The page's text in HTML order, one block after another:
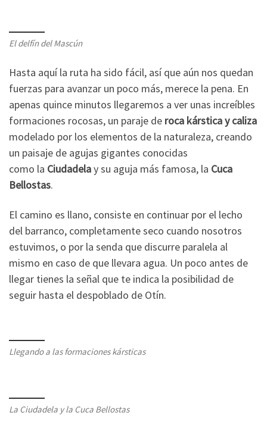
El delfín del Mascún
Hasta aquí la ruta ha sido fácil, así que aún nos quedan
fuerzas para avanzar un poco más, merece la pena. En
apenas quince minutos llegaremos a ver unas increíbles
formaciones rocosas, un paraje de roca kárstica y caliza
modelado por los elementos de la naturaleza, creando
un paisaje de agujas gigantes conocidas
como la Ciudadelay su aguja más famosa, la Cuca
Bellostas.
El camino es llano, consiste en continuar por el lecho
del barranco, completamente seco cuando nosotros
estuvimos, o por la senda que discurre paralela al
mismo en caso de que llevara agua. Un poco antes de
llegar tienes la señal que te indica la posibilidad de
seguir hasta el despoblado de Otín.
Llegando a las formaciones kársticas
La Ciudadela y la Cuca Bellostas